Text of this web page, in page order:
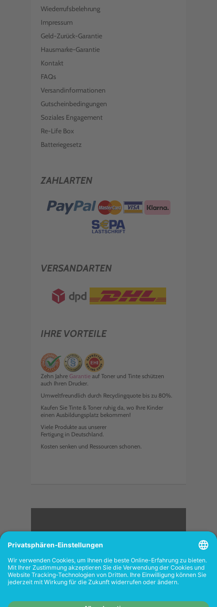
Wiederrufsbelehrung
Impressum
Geld-Zurück-Garantie
Hausmarke-Garantie
Kontakt
FAQs
Versandinformationen
Gutscheinbedingungen
Soziales Engagement
Re-Life Box
Batteriegesetz
ZAHLARTEN
VERSANDARTEN
IHRE VORTEILE
Zehn Jahre Garantie auf Toner und Tinte schützen
auch Ihren Drucker.
Umweltfreundlich durch Recyclingquote bis zu 80%.
Kaufen Sie Tinte & Toner ruhig da, wo Ihre Kinder
einen Ausbildungsplatz bekommen!
Viele Produkte aus unserer
Fertigung in Deutschland.
Kosten senken und Ressourcen schonen.
<
FOLGEN SIE UNS